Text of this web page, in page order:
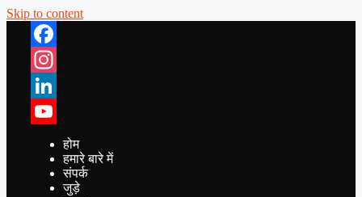
Skip to content
Facebook
Instagram
LinkedIn
YouTube
होम
हमारे बारे में
संपर्क
जुड़े